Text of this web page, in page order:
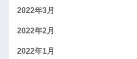
2022年3月
2022年2月
2022年1月